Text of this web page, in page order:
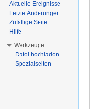
Aktuelle Ereignisse
Letzte Änderungen
Zufällige Seite
Hilfe
Werkzeuge
Datei hochladen
Spezialseiten